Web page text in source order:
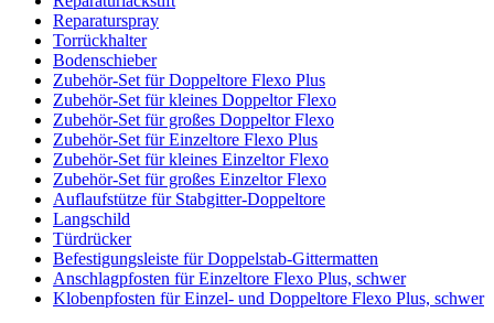
Reparaturspray
Torrückhalter
Bodenschieber
Zubehör-Set für Doppeltore Flexo Plus
Zubehör-Set für kleines Doppeltor Flexo
Zubehör-Set für großes Doppeltor Flexo
Zubehör-Set für Einzeltore Flexo Plus
Zubehör-Set für kleines Einzeltor Flexo
Zubehör-Set für großes Einzeltor Flexo
Auflaufstütze für Stabgitter-Doppeltore
Langschild
Türdrücker
Befestigungsleiste für Doppelstab-Gittermatten
Anschlagpfosten für Einzeltore Flexo Plus, schwer
Klobenpfosten für Einzel- und Doppeltore Flexo Plus, schwer